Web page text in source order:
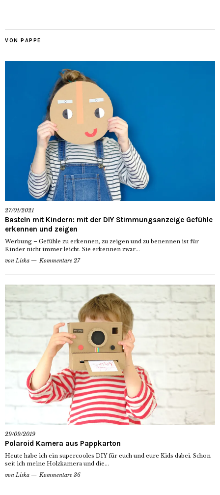
VON PAPPE
27/01/2021
Basteln mit Kindern: mit der DIY Stimmungsanzeige Gefühle
erkennen und zeigen
Werbung – Gefühle zu erkennen, zu zeigen und zu benennen ist für
Kinder nicht immer leicht. Sie erkennen zwar...
von Liska Kommentare 27
29/09/2019
Polaroid Kamera aus Pappkarton
Heute habe ich ein supercooles DIY für euch und eure Kids dabei. Schon
seit ich meine Holzkamera und die...
von Liska Kommentare 36